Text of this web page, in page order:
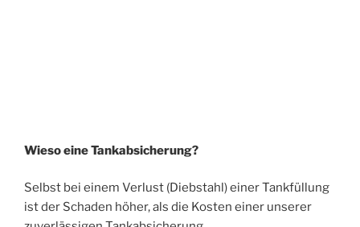
Wieso eine Tankabsicherung?
Selbst bei einem Verlust (Diebstahl) einer Tankfüllung
ist der Schaden höher, als die Kosten einer unserer